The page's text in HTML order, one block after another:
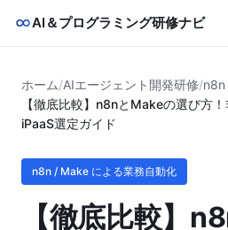
AI＆プログラミング研修ナビ
ホーム/AIエージェント開発研修/n8n
【徹底比較】n8nとMakeの選び方
iPaaS選定ガイド
n8n / Make による業務自動化
【徹底比較】